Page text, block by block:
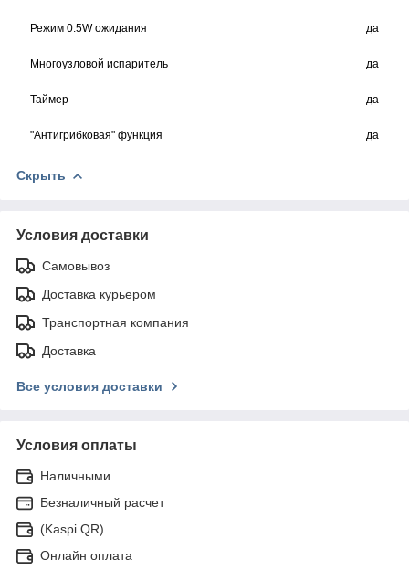
Режим 0.5W ожидания да
Многоузловой испаритель да
Таймер да
"Антигрибковая" функция да
Скрыть
Условия доставки
Самовывоз
Доставка курьером
Транспортная компания
Доставка
Все условия доставки
Условия оплаты
Наличными
Безналичный расчет
(Kaspi QR)
Онлайн оплата